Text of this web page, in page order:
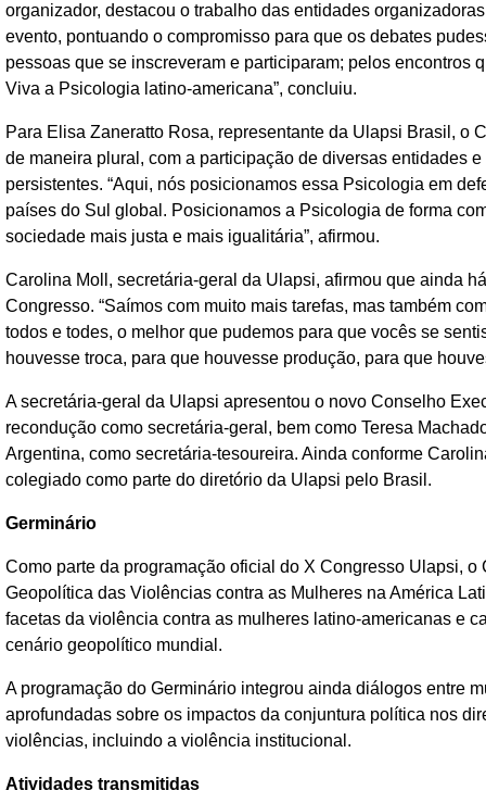
organizador, destacou o trabalho das entidades
evento, pontuando o compromisso para que os debates
pessoas que se inscreveram e participaram; pelos encontros
Viva a Psicologia latino-americana”, concluiu.
Para Elisa Zaneratto Rosa, representante da Ulapsi Brasil, o
de maneira plural, com a participação de diversas entidades
persistentes. “Aqui, nós posicionamos essa Psicologia em
países do Sul global. Posicionamos a Psicologia de forma
sociedade mais justa e mais igualitária”, afirmou.
Carolina Moll, secretária-geral da Ulapsi, afirmou que ainda
Congresso. “Saímos com muito mais tarefas, mas também
todos e todes, o melhor que pudemos para que vocês se
houvesse troca, para que houvesse produção, para que
A secretária-geral da Ulapsi apresentou o novo Conselho
recondução como secretária-geral, bem como Teresa
Argentina, como secretária-tesoureira. Ainda conforme
colegiado como parte do diretório da Ulapsi pelo Brasil.
Germinário
Como parte da programação oficial do X Congresso Ulapsi,
Geopolítica das Violências contra as Mulheres na América
facetas da violência contra as mulheres latino-americanas e
cenário geopolítico mundial.
A programação do Germinário integrou ainda diálogos entre
aprofundadas sobre os impactos da conjuntura política nos
violências, incluindo a violência institucional.
Atividades transmitidas